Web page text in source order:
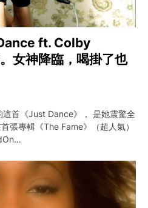
ft. Colby
女神降臨，喝掛了也
首《Just Dance》， 是她震驚全
張專輯《The Fame》（超人氣）